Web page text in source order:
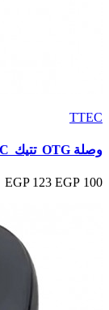
TTEC
وصلة OTG تتيك Type‑C إلى USB‑A 3.0 موديل 2DK43UG
100 EGP
123 EGP